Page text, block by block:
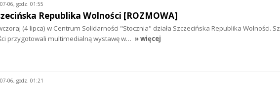
06, godz. 01:55
Republika Wolności [ROZMOWA]
(4 lipca) w Centrum Solidarności "Stocznia" działa Szczecińska Republika Wolności.
przygotowali multimedialną wystawę w… » więcej
06, godz. 01:21